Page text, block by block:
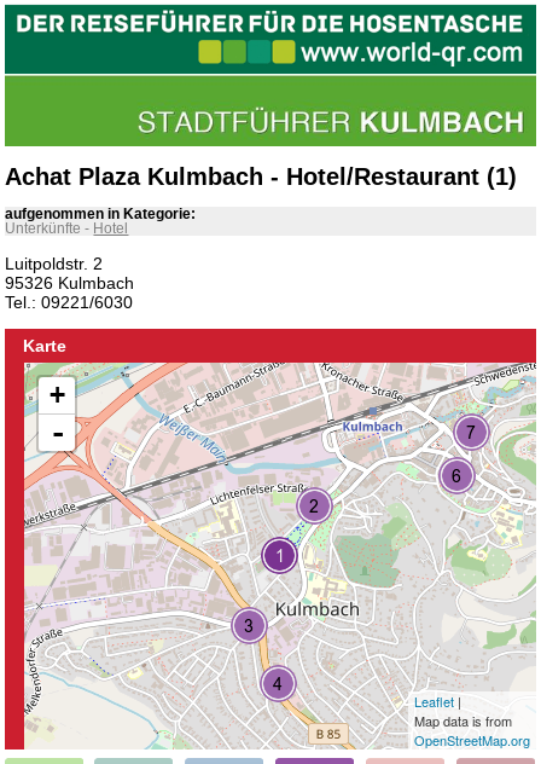
Achat Plaza Kulmbach - Hotel/Restaurant (1)
aufgenommen in Kategorie:
Unterkünfte - Hotel
Luitpoldstr. 2
95326 Kulmbach
Tel.: 09221/6030
Karte
+
-
Leaflet|
Map data is from
OpenStreetMap.org